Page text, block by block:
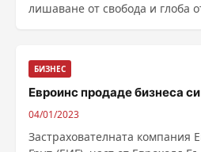
лишаване от свобода и глоба
БИЗНЕС
Евроинс продаде бизнеса
04/01/2023
Застрахователната